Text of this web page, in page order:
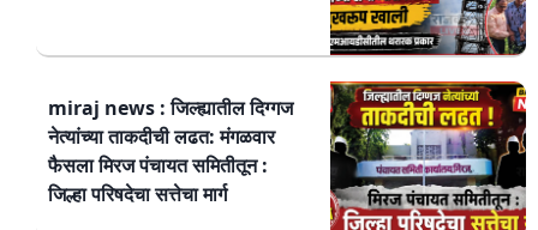
miraj news : जिल्ह्यातील दिग्गज
नेत्यांच्या ताकदीची लढत: मंगळवार
फैसला मिरज पंचायत समितीतून :
जिल्हा परिषदेचा सत्तेचा मार्ग